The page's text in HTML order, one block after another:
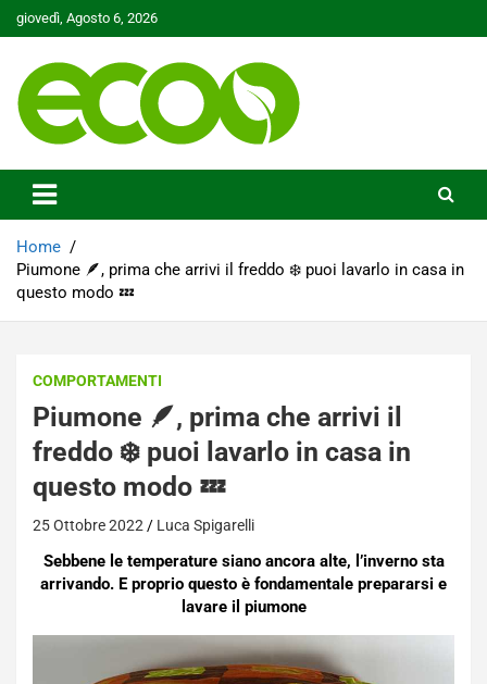
Skip
to
giovedì, Agosto 6, 2026
Ecoo.it
Home
Piumone 🪶, prima che arrivi il freddo ❄️ puoi lavarlo in casa in
questo modo 💤
COMPORTAMENTI
Piumone 🪶, prima che arrivi il
freddo ❄️ puoi lavarlo in casa in
questo modo 💤
25 Ottobre 2022 Luca Spigarelli
Sebbene le temperature siano ancora alte, l’inverno sta
arrivando. E proprio questo è fondamentale prepararsi e
lavare il piumone